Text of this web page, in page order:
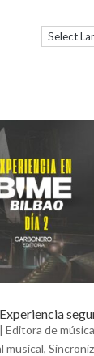
| Editora de música
musical,